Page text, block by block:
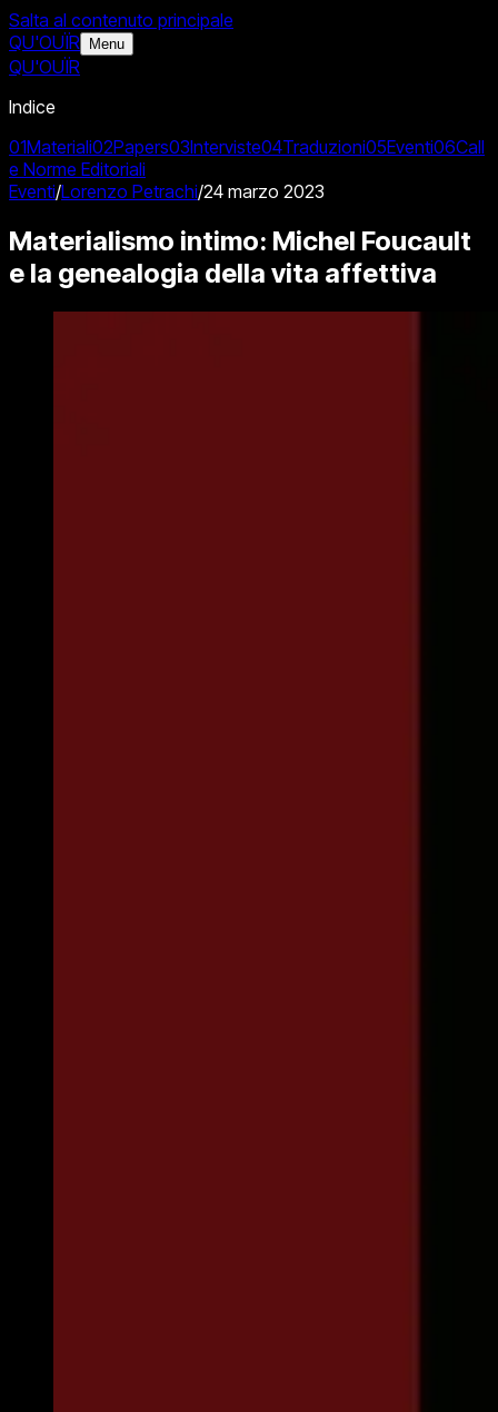
Salta al contenuto principale
QU'OUÏR
Menu
QU'OUÏR
Indice
01Materiali02Papers03Interviste04Traduzioni05Eventi06Call
e Norme Editoriali
Eventi/Lorenzo Petrachi/24 marzo 2023
Materialismo intimo: Michel Foucault
e la genealogia della vita affettiva